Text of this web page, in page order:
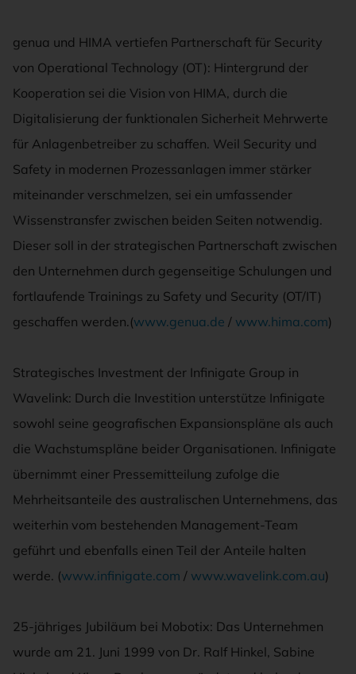
genua und HIMA vertiefen Partnerschaft für Security
von Operational Technology (OT): Hintergrund der
Kooperation sei die Vision von HIMA, durch die
Digitalisierung der funktionalen Sicherheit Mehrwerte
für Anlagenbetreiber zu schaffen. Weil Security und
Safety in modernen Prozessanlagen immer stärker
miteinander verschmelzen, sei ein umfassender
Wissenstransfer zwischen beiden Seiten notwendig.
Dieser soll in der strategischen Partnerschaft zwischen
den Unternehmen durch gegenseitige Schulungen und
fortlaufende Trainings zu Safety und Security (OT/IT)
geschaffen werden.(www.genua.de / www.hima.com)
Strategisches Investment der Infinigate Group in
Wavelink: Durch die Investition unterstütze Infinigate
sowohl seine geografischen Expansionspläne als auch
die Wachstumspläne beider Organisationen. Infinigate
übernimmt einer Pressemitteilung zufolge die
Mehrheitsanteile des australischen Unternehmens, das
weiterhin vom bestehenden Management-Team
geführt und ebenfalls einen Teil der Anteile halten
werde. (www.infinigate.com / www.wavelink.com.au)
25-jähriges Jubiläum bei Mobotix: Das Unternehmen
wurde am 21. Juni 1999 von Dr. Ralf Hinkel, Sabine